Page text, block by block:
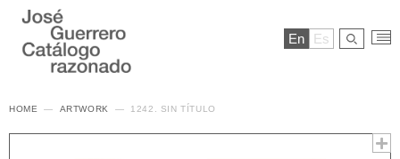
En Es
HOME ARTWORK 1242. SIN TÍTULO